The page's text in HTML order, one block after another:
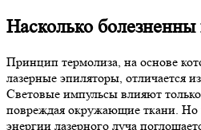
Насколько
Принцип термолиза, на основе
лазерные эпиляторы, отличается
Световые импульсы влияют
повреждая окружающие ткани. Но
энергии лазерного луча